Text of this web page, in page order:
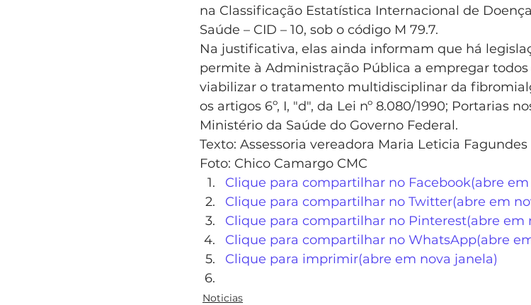
na Classificação Estatística Internacional de
Saúde – CID – 10, sob o código M 79.7.
Na justificativa, elas ainda informam que há
permite à Administração Pública a empregar todos
viabilizar o tratamento multidisciplinar da
os artigos 6º, I, "d", da Lei nº 8.080/1990; Portarias
Ministério da Saúde do Governo Federal.
Texto: Assessoria vereadora Maria Leticia Fagundes
Foto: Chico Camargo CMC
Clique para compartilhar no Facebook(abre
Clique para compartilhar no Twitter(abre em
Clique para compartilhar no Pinterest(abre em
Clique para compartilhar no WhatsApp(abre
Clique para imprimir(abre em nova janela)
Noticias